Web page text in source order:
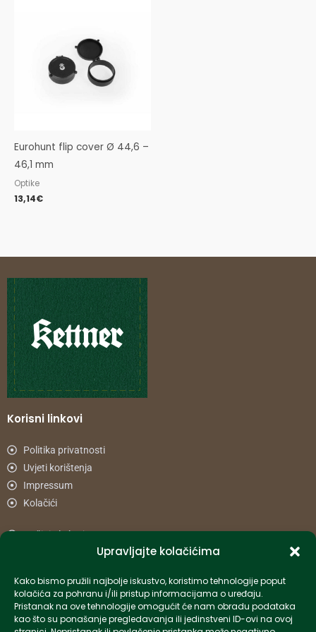
Upravljajte kolačićima
Kako bismo pružili najbolje iskustvo, koristimo tehnologije poput
kolačića za pohranu i/ili pristup informacijama o uređaju.
Pristanak na ove tehnologije omogućit će nam obradu podataka
kao što su ponašanje pregledavanja ili jedinstveni ID-ovi na ovoj
Eurohunt flip cover Ø 44,6 –
46,1 mm
Optike
13,14€
Korisni linkovi
Politika privatnosti
Uvjeti korištenja
Impressum
Kolačići
Načini plaćanja
Informacije